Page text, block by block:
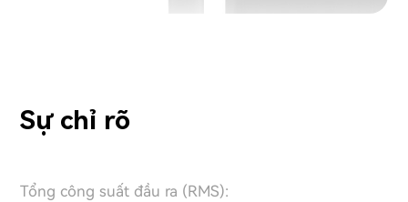
Sự chỉ rõ
Tổng công suất đầu ra (RMS):